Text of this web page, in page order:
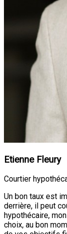
Etienne Fleury
Courtier
Un bon taux est
derrière, il peut
hypothécaire,
choix, au bon